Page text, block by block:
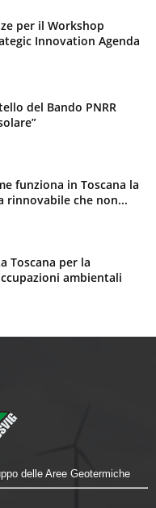
per il Workshop
Innovation Agenda
del Bando PNRR
funziona in Toscana la
rinnovabile che non...
Toscana per la
ambientali
delle Aree Geotermiche